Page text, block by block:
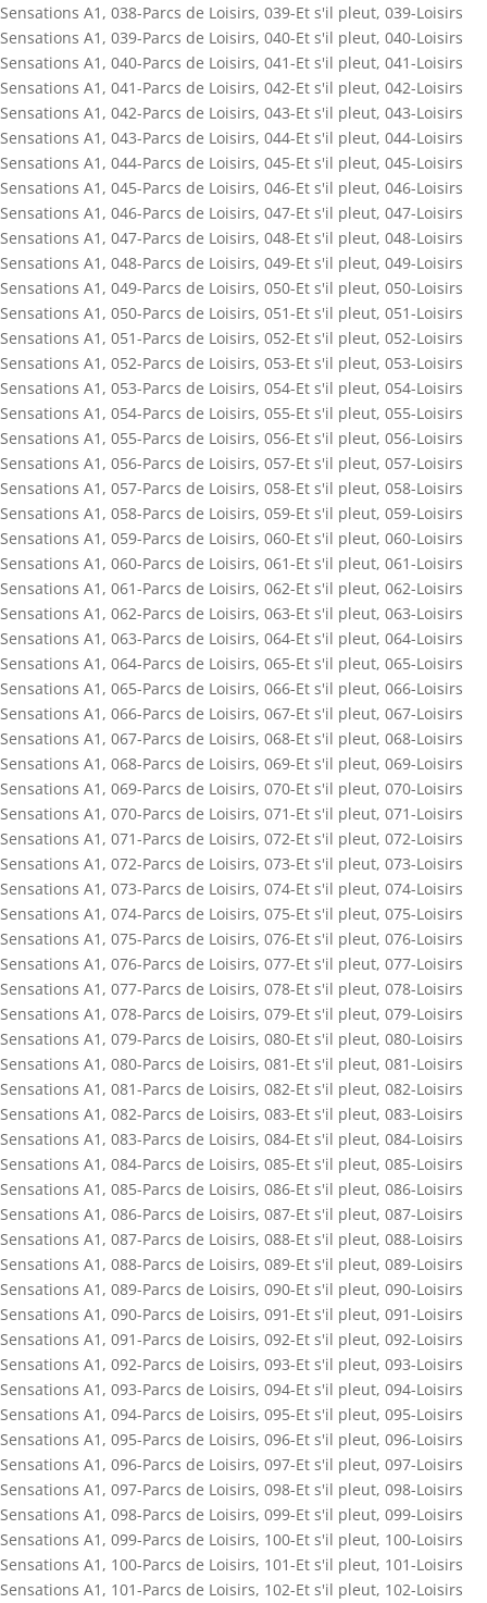
Sensations A1 , 038-Parcs de Loisirs, 039-Et s'il pleut, 039-Loisirs
Sensations A1 , 039-Parcs de Loisirs, 040-Et s'il pleut, 040-Loisirs
Sensations A1 , 040-Parcs de Loisirs, 041-Et s'il pleut, 041-Loisirs
Sensations A1 , 041-Parcs de Loisirs, 042-Et s'il pleut, 042-Loisirs
Sensations A1 , 042-Parcs de Loisirs, 043-Et s'il pleut, 043-Loisirs
Sensations A1 , 043-Parcs de Loisirs, 044-Et s'il pleut, 044-Loisirs
Sensations A1 , 044-Parcs de Loisirs, 045-Et s'il pleut, 045-Loisirs
Sensations A1 , 045-Parcs de Loisirs, 046-Et s'il pleut, 046-Loisirs
Sensations A1 , 046-Parcs de Loisirs, 047-Et s'il pleut, 047-Loisirs
Sensations A1 , 047-Parcs de Loisirs, 048-Et s'il pleut, 048-Loisirs
Sensations A1 , 048-Parcs de Loisirs, 049-Et s'il pleut, 049-Loisirs
Sensations A1 , 049-Parcs de Loisirs, 050-Et s'il pleut, 050-Loisirs
Sensations A1 , 050-Parcs de Loisirs, 051-Et s'il pleut, 051-Loisirs
Sensations A1 , 051-Parcs de Loisirs, 052-Et s'il pleut, 052-Loisirs
Sensations A1 , 052-Parcs de Loisirs, 053-Et s'il pleut, 053-Loisirs
Sensations A1 , 053-Parcs de Loisirs, 054-Et s'il pleut, 054-Loisirs
Sensations A1 , 054-Parcs de Loisirs, 055-Et s'il pleut, 055-Loisirs
Sensations A1 , 055-Parcs de Loisirs, 056-Et s'il pleut, 056-Loisirs
Sensations A1 , 056-Parcs de Loisirs, 057-Et s'il pleut, 057-Loisirs
Sensations A1 , 057-Parcs de Loisirs, 058-Et s'il pleut, 058-Loisirs
Sensations A1 , 058-Parcs de Loisirs, 059-Et s'il pleut, 059-Loisirs
Sensations A1 , 059-Parcs de Loisirs, 060-Et s'il pleut, 060-Loisirs
Sensations A1 , 060-Parcs de Loisirs, 061-Et s'il pleut, 061-Loisirs
Sensations A1 , 061-Parcs de Loisirs, 062-Et s'il pleut, 062-Loisirs
Sensations A1 , 062-Parcs de Loisirs, 063-Et s'il pleut, 063-Loisirs
Sensations A1 , 063-Parcs de Loisirs, 064-Et s'il pleut, 064-Loisirs
Sensations A1 , 064-Parcs de Loisirs, 065-Et s'il pleut, 065-Loisirs
Sensations A1 , 065-Parcs de Loisirs, 066-Et s'il pleut, 066-Loisirs
Sensations A1 , 066-Parcs de Loisirs, 067-Et s'il pleut, 067-Loisirs
Sensations A1 , 067-Parcs de Loisirs, 068-Et s'il pleut, 068-Loisirs
Sensations A1 , 068-Parcs de Loisirs, 069-Et s'il pleut, 069-Loisirs
Sensations A1 , 069-Parcs de Loisirs, 070-Et s'il pleut, 070-Loisirs
Sensations A1 , 070-Parcs de Loisirs, 071-Et s'il pleut, 071-Loisirs
Sensations A1 , 071-Parcs de Loisirs, 072-Et s'il pleut, 072-Loisirs
Sensations A1 , 072-Parcs de Loisirs, 073-Et s'il pleut, 073-Loisirs
Sensations A1 , 073-Parcs de Loisirs, 074-Et s'il pleut, 074-Loisirs
Sensations A1 , 074-Parcs de Loisirs, 075-Et s'il pleut, 075-Loisirs
Sensations A1 , 075-Parcs de Loisirs, 076-Et s'il pleut, 076-Loisirs
Sensations A1 , 076-Parcs de Loisirs, 077-Et s'il pleut, 077-Loisirs
Sensations A1 , 077-Parcs de Loisirs, 078-Et s'il pleut, 078-Loisirs
Sensations A1 , 078-Parcs de Loisirs, 079-Et s'il pleut, 079-Loisirs
Sensations A1 , 079-Parcs de Loisirs, 080-Et s'il pleut, 080-Loisirs
Sensations A1 , 080-Parcs de Loisirs, 081-Et s'il pleut, 081-Loisirs
Sensations A1 , 081-Parcs de Loisirs, 082-Et s'il pleut, 082-Loisirs
Sensations A1 , 082-Parcs de Loisirs, 083-Et s'il pleut, 083-Loisirs
Sensations A1 , 083-Parcs de Loisirs, 084-Et s'il pleut, 084-Loisirs
Sensations A1 , 084-Parcs de Loisirs, 085-Et s'il pleut, 085-Loisirs
Sensations A1 , 085-Parcs de Loisirs, 086-Et s'il pleut, 086-Loisirs
Sensations A1 , 086-Parcs de Loisirs, 087-Et s'il pleut, 087-Loisirs
Sensations A1 , 087-Parcs de Loisirs, 088-Et s'il pleut, 088-Loisirs
Sensations A1 , 088-Parcs de Loisirs, 089-Et s'il pleut, 089-Loisirs
Sensations A1 , 089-Parcs de Loisirs, 090-Et s'il pleut, 090-Loisirs
Sensations A1 , 090-Parcs de Loisirs, 091-Et s'il pleut, 091-Loisirs
Sensations A1 , 091-Parcs de Loisirs, 092-Et s'il pleut, 092-Loisirs
Sensations A1 , 092-Parcs de Loisirs, 093-Et s'il pleut, 093-Loisirs
Sensations A1 , 093-Parcs de Loisirs, 094-Et s'il pleut, 094-Loisirs
Sensations A1 , 094-Parcs de Loisirs, 095-Et s'il pleut, 095-Loisirs
Sensations A1 , 095-Parcs de Loisirs, 096-Et s'il pleut, 096-Loisirs
Sensations A1 , 096-Parcs de Loisirs, 097-Et s'il pleut, 097-Loisirs
Sensations A1 , 097-Parcs de Loisirs, 098-Et s'il pleut, 098-Loisirs
Sensations A1 , 098-Parcs de Loisirs, 099-Et s'il pleut, 099-Loisirs
Sensations A1 , 099-Parcs de Loisirs, 100-Et s'il pleut, 100-Loisirs
Sensations A1 , 100-Parcs de Loisirs, 101-Et s'il pleut, 101-Loisirs
Sensations A1 , 101-Parcs de Loisirs, 102-Et s'il pleut, 102-Loisirs